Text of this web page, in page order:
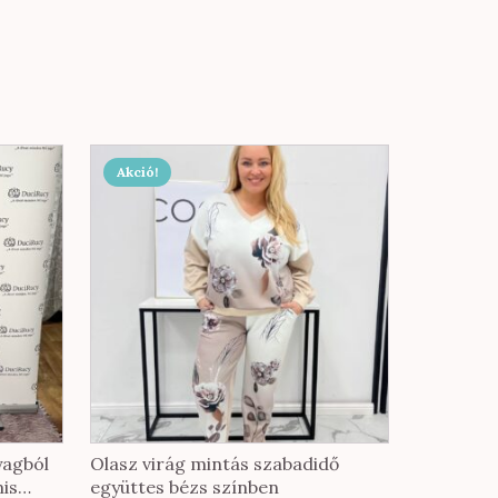
Akció!
Olasz virág mintás szabadidő
együttes bézs színben